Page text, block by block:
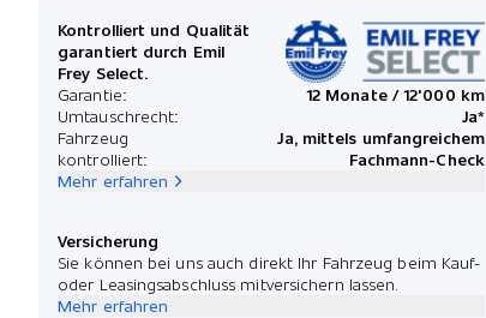
Kontrolliert und Qualität
garantiert durch Emil
Frey Select.
Garantie:
12 Monate / 12'000 km
Umtauschrecht:
Ja*
Fahrzeug
kontrolliert:
Ja, mittels umfangreichem
Fachmann-Check
Mehr erfahren
Versicherung
Sie können bei uns auch direkt Ihr Fahrzeug beim Kauf-
oder Leasingsabschluss mitversichern lassen.
Mehr erfahren